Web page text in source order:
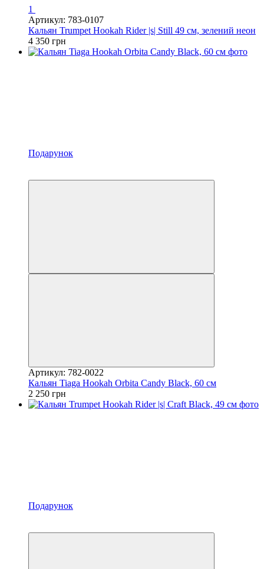
1
Артикул: 783-0107
Кальян Trumpet Hookah Rider |s| Still 49 см, зелений неон
4 350 грн
Подарунок
Артикул: 782-0022
Кальян Tiaga Hookah Orbita Candy Black, 60 см
2 250 грн
Подарунок